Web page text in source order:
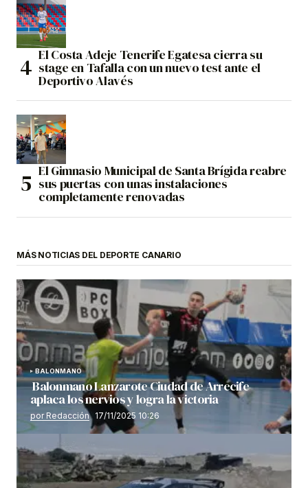
El Costa Adeje Tenerife Egatesa cierra su
stage en Tafalla con un nuevo test ante el
Deportivo Alavés
El Gimnasio Municipal de Santa Brígida reabre
sus puertas con unas instalaciones
completamente renovadas
MÁS NOTICIAS DEL DEPORTE CANARIO
BALONMANO
Balonmano Lanzarote Ciudad de Arrecife
aplaca los nervios y logra la victoria
por Redacción 17/11/2025 10:26